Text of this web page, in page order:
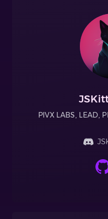
PIVX LABS, LEAD,